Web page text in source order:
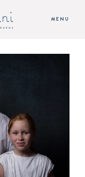
MENU